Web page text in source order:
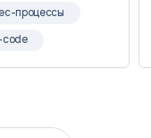
процессы
code